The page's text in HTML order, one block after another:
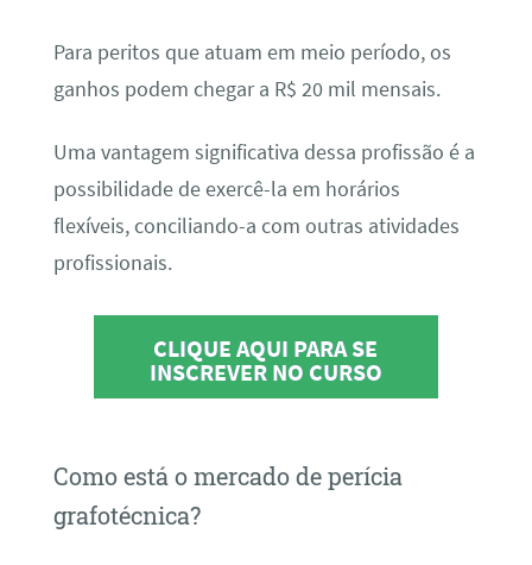
Para peritos que atuam em meio período, os
ganhos podem chegar a R$ 20 mil mensais.
Uma vantagem significativa dessa profissão é a
possibilidade de exercê-la em horários
flexíveis, conciliando-a com outras atividades
profissionais.
CLIQUE AQUI PARA SE
INSCREVER NO CURSO
Como está o mercado de perícia
grafotécnica?